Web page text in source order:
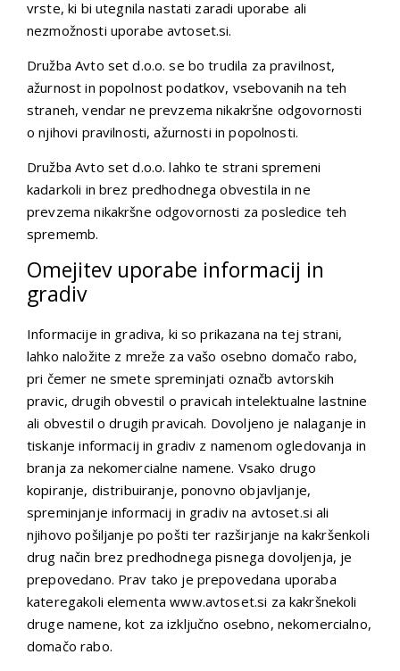
vrste, ki bi utegnila nastati zaradi uporabe ali
nezmožnosti uporabe avtoset.si.
Družba Avto set d.o.o. se bo trudila za pravilnost,
ažurnost in popolnost podatkov, vsebovanih na teh
straneh, vendar ne prevzema nikakršne odgovornosti
o njihovi pravilnosti, ažurnosti in popolnosti.
Družba Avto set d.o.o. lahko te strani spremeni
kadarkoli in brez predhodnega obvestila in ne
prevzema nikakršne odgovornosti za posledice teh
sprememb.
Omejitev uporabe informacij in
gradiv
Informacije in gradiva, ki so prikazana na tej strani,
lahko naložite z mreže za vašo osebno domačo rabo,
pri čemer ne smete spreminjati označb avtorskih
pravic, drugih obvestil o pravicah intelektualne lastnine
ali obvestil o drugih pravicah. Dovoljeno je nalaganje in
tiskanje informacij in gradiv z namenom ogledovanja in
branja za nekomercialne namene. Vsako drugo
kopiranje, distribuiranje, ponovno objavljanje,
spreminjanje informacij in gradiv na avtoset.si ali
njihovo pošiljanje po pošti ter razširjanje na kakršenkoli
drug način brez predhodnega pisnega dovoljenja, je
prepovedano. Prav tako je prepovedana uporaba
kateregakoli elementa www.avtoset.si za kakršnekoli
druge namene, kot za izključno osebno, nekomercialno,
domačo rabo.